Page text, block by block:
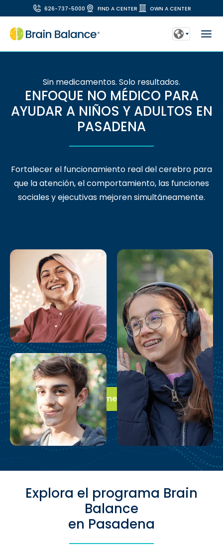
626-737-5000 FIND A CENTER OWN A CENTER
Sin medicamentos. Solo resultados.
ENFOQUE NO MÉDICO PARA
AYUDAR A NIÑOS Y ADULTOS EN
PASADENA
Fortalecer el funcionamiento real del cerebro para
que la atención, el comportamiento, las funciones
sociales y ejecutivas mejoren simultáneamente.
Da el primer paso
Explora el programa Brain
Balance
en Pasadena